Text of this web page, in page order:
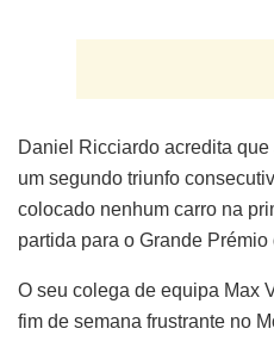
Daniel Ricciardo acredita
um segundo triunfo
colocado nenhum carro na
partida para o Grande Prémio
O seu colega de equipa Max
fim de semana frustrante no